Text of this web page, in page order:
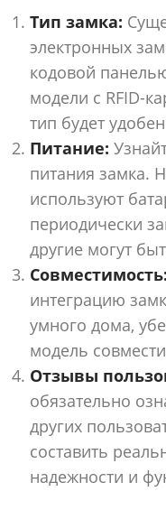
Тип замка:
электронных
кодовой
модели с RFID-
тип будет
Питание:
питания замка.
используют
периодически
другие могут
Совместимость:
интеграцию
умного дома,
модель
Отзывы
обязательно
других
составить
надежности и